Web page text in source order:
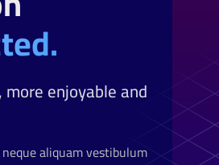
enjoyable and
aliquam vestibulum